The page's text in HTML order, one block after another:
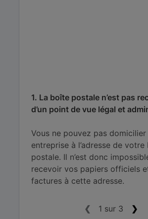
1. La boîte postale n’est pas
d’un point de vue légal et
Vous ne pouvez pas
entreprise à l’adresse de
postale. Il n’est donc
recevoir vos papiers officiels
factures à cette adresse.
❮ 1 sur 3 ❯